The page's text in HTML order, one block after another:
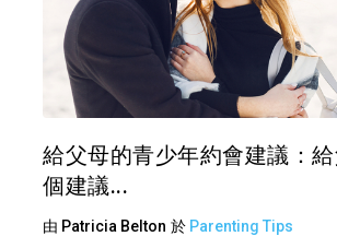
給父母的青少年約會建議：
個建議...
由 Patricia Belton 於 Parenting Tips